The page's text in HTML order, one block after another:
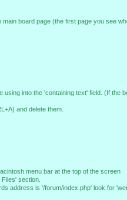
board page (the first page you see
into the 'containing text' field. (If
and delete them.
menu bar at the top of the screen
section.
address is '/forum/index.php' look for